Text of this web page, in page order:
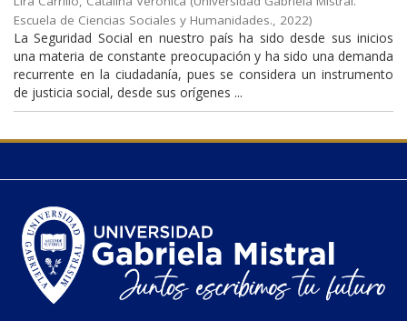
Escuela de Ciencias Sociales y Humanidades., 2022)
La Seguridad Social en nuestro país ha sido desde sus inicios
una materia de constante preocupación y ha sido una demanda
recurrente en la ciudadanía, pues se considera un instrumento
de justicia social, desde sus orígenes ...